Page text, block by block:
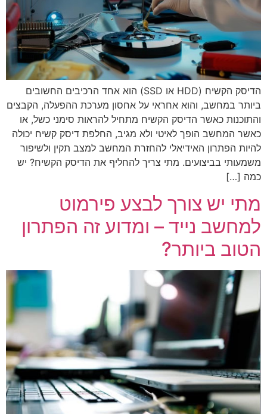
הדיסק הקשיח (HDD או SSD) הוא אחד הרכיבים החשובים
ביותר במחשב, והוא אחראי על אחסון מערכת ההפעלה, הקבצים
והתוכנות כאשר הדיסק הקשיח מתחיל להראות סימני כשל, או
כאשר המחשב הופך לאיטי ולא מגיב, החלפת דיסק קשיח יכולה
להיות הפתרון האידיאלי להחזרת המחשב למצב תקין ולשיפור
משמעותי בביצועים. מתי צריך להחליף את הדיסק הקשיח? יש
כמה […]
מתי יש צורך לבצע פירמוט
למחשב נייד – ומדוע זה הפתרון
הטוב ביותר?